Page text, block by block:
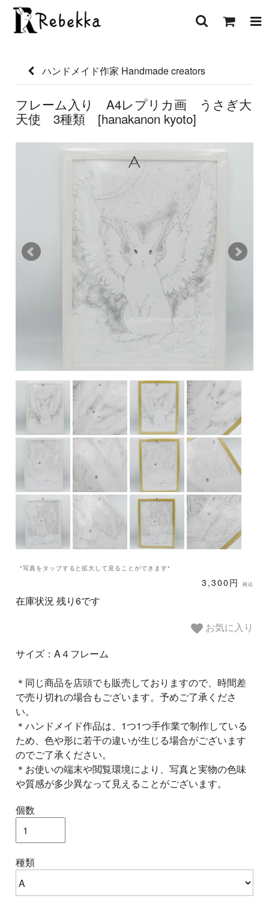
ハンドメイド作家 Handmade creators
フレーム入り A4レプリカ画 うさぎ大
天使 3種類 [hanakanon kyoto]
*写真をタップすると拡大して見ることができます*
3,300円 税込
在庫状況 残り6です
お気に入り
サイズ：A４フレーム
＊同じ商品を店頭でも販売しておりますので、時間差
で売り切れの場合もございます。予めご了承くださ
い。
＊ハンドメイド作品は、1つ1つ手作業で制作している
ため、色や形に若干の違いが生じる場合がございます
のでご了承ください。
＊お使いの端末や閲覧環境により、写真と実物の色味
や質感が多少異なって見えることがございます。
個数
種類